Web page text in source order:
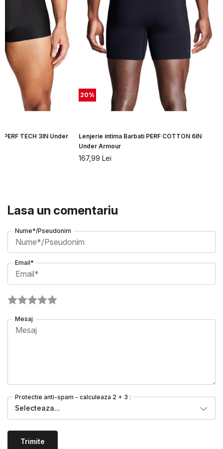
TECH 3IN Under
20%
Lenjerie intima Barbati PERF COTTON 6IN
Under Armour
167,99 Lei
Lasa un comentariu
Nume*/Pseudonim
Email*
Mesaj
Protectie anti-spam - calculeaza 2 + 3 :
Selecteaza...
Trimite